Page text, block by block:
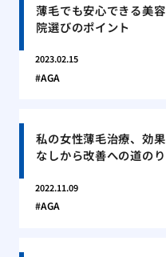
薄毛でも安心できる美容
院選びのポイント
2023.02.15
AGA
私の女性薄毛治療、効果
なしから改善への道のり
2022.11.09
AGA